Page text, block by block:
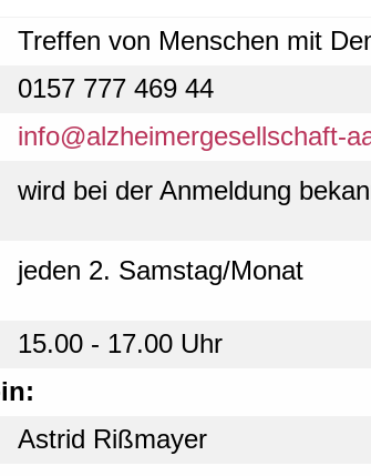
Treffen von Menschen mit
0157 777 469 44
info@alzheimergesellschaft-
wird bei der Anmeldung
jeden 2. Samstag/Monat
15.00 - 17.00 Uhr
Astrid Rißmayer